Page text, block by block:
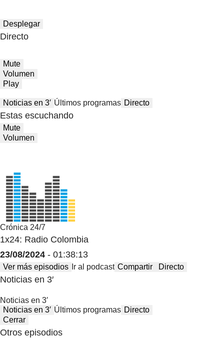
Desplegar
Directo
Mute
Volumen
Play
Noticias en 3′ Últimos programas Directo
Estas escuchando
Mute
Volumen
Crónica 24/7
1x24: Radio Colombia
23/08/2024 - 01:38:13
Ver más episodios Ir al podcast Compartir Directo
Noticias en 3′
Noticias en 3′
Noticias en 3′ Últimos programas Directo
Cerrar
Otros episodios